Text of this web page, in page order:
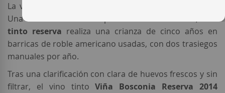
La vinificación se realiza según el método tradicional.
Una vez terminados los procesos fermentativos, este
tinto reserva realiza una crianza de cinco años en
barricas de roble americano usadas, con dos trasiegos
manuales por año.
Tras una clarificación con clara de huevos frescos y sin
filtrar, el vino tintoViña Bosconia Reserva 2014